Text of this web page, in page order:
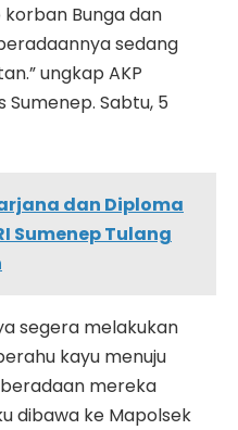
korban Bunga dan
sedang
ungkap AKP
Sumenep. Sabtu, 5
dan Diploma
Sumenep Tulang
segera melakukan
kayu menuju
mereka
dibawa ke Mapolsek